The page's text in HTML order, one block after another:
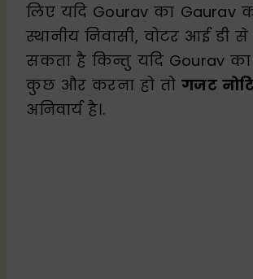
लिए यदि Gourav का Gaurav
स्थानीय निवासी, वोटर आई डी
सकता है किन्तु यदि Gourav का
कुछ और करना हो तोगजट
अनिवार्य है।.